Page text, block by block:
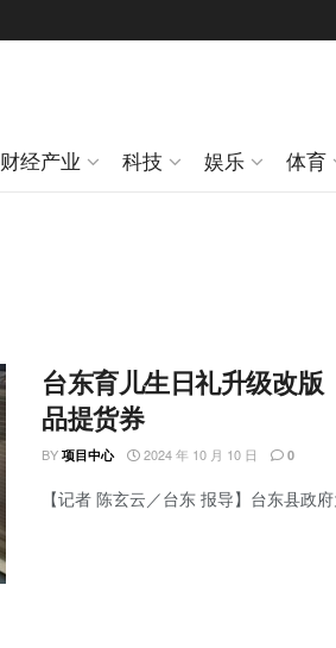
财经产业 科技 娱乐 体育
台东育儿生日礼升级改
品提货券
BY 项目中心 2024 年 10 月 10 日 0
【记者 陈玄云／台东 报导】台东县政